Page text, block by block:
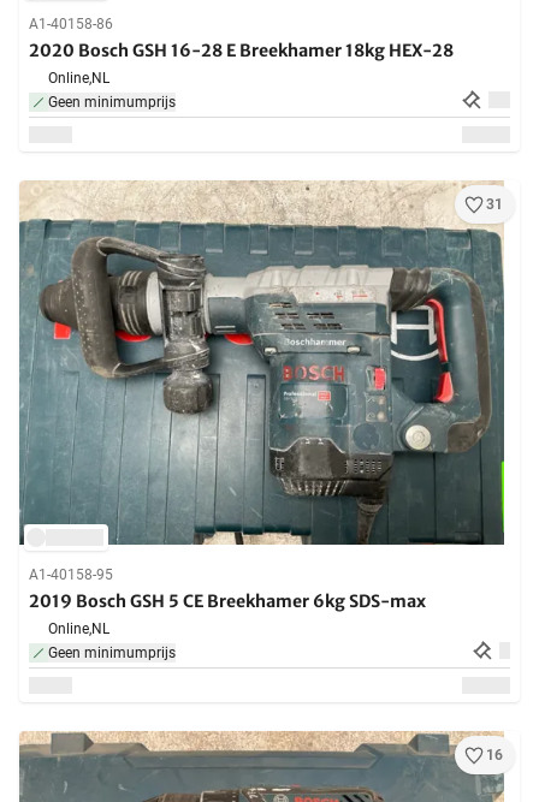
A1-40158-86
2020 Bosch GSH 16-28 E Breekhamer 18kg HEX-28
Online,NL
Geen minimumprijs
31
A1-40158-95
2019 Bosch GSH 5 CE Breekhamer 6kg SDS-max
Online,NL
Geen minimumprijs
16